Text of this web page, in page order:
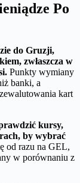
Po
do Gruzji,
zwłaszcza w
Punkty wymiany
banki, a
kart
kursy,
by wybrać
od razu na GEL,
w porównaniu z